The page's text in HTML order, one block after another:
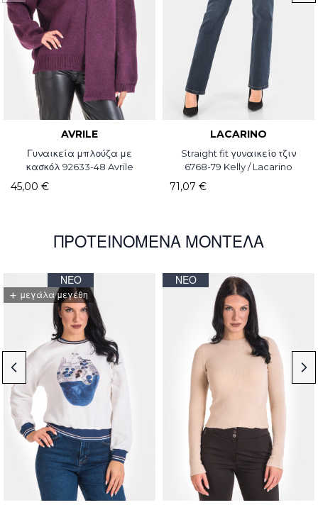
AVRILE
Γυναικεία μπλούζα με
κασκόλ 92633-48 Avrile
45,00 €
LACARINO
Straight fit γυναικείο τζιν
6768-79 Kelly / Lacarino
71,07 €
ΠΡΟΤΕΙΝΌΜΕΝΑ ΜΟΝΤΈΛΑ
ΝΈΟ
+ μεγάλα μεγέθη
ΝΈΟ